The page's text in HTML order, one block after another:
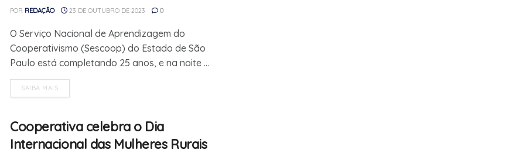
POR REDAÇÃO 23 DE OUTUBRO DE 2023 0
O Serviço Nacional de Aprendizagem do
Cooperativismo (Sescoop) do Estado de São
Paulo está completando 25 anos, e na noite ...
SAIBA MAIS
Cooperativa celebra o Dia
Internacional das Mulheres Rurais